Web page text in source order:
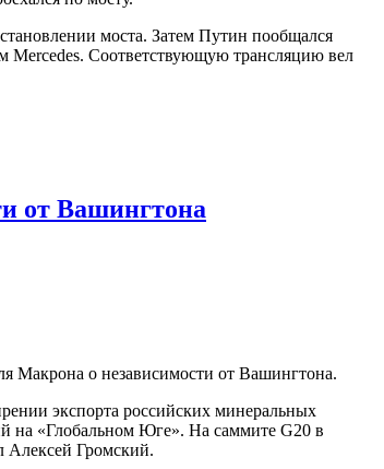
моста. Затем Путин пообщался
Mercedes. Соответствующую трансляцию вел
от Вашингтона
Макрона о независимости от Вашингтона.
экспорта российских минеральных
на «Глобальном Юге». На саммите G20 в
Алексей Громский.